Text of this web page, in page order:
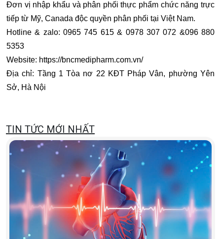
Đơn vị nhập khẩu và phân phối thực phẩm chức năng trực
tiếp từ Mỹ, Canada độc quyền phân phối tại Việt Nam.
Hotline & zalo: 0965 745 615 & 0978 307 072 &096 880
5353
Website: https://bncmedipharm.com.vn/
Địa chỉ: Tầng 1 Tòa nơ 22 KĐT Pháp Vân, phường Yên
Sở, Hà Nội
TIN TỨC MỚI NHẤT